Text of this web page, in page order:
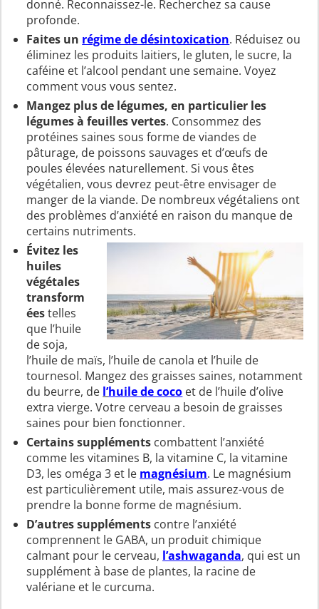
donné. Reconnaissez-le. Recherchez sa cause
profonde.
Faites un régime de désintoxication. Réduisez ou
éliminez les produits laitiers, le gluten, le sucre, la
caféine et l’alcool pendant une semaine. Voyez
comment vous vous sentez.
Mangez plus de légumes, en particulier les
légumes à feuilles vertes. Consommez des
protéines saines sous forme de viandes de
pâturage, de poissons sauvages et d’œufs de
poules élevées naturellement. Si vous êtes
végétalien, vous devrez peut-être envisager de
manger de la viande. De nombreux végétaliens ont
des problèmes d’anxiété en raison du manque de
certains nutriments.
Évitez les
huiles
végétales
transform
éestelles
que l’huile
de soja,
l’huile de maïs, l’huile de canola et l’huile de
tournesol. Mangez des graisses saines, notamment
du beurre, de l’huile de coco et de l’huile d’olive
extra vierge. Votre cerveau a besoin de graisses
saines pour bien fonctionner.
Certains suppléments combattent l’anxiété
comme les vitamines B, la vitamine C, la vitamine
D3, les oméga 3 et le magnésium. Le magnésium
est particulièrement utile, mais assurez-vous de
prendre la bonne forme de magnésium.
D’autres suppléments contre l’anxiété
comprennent le GABA, un produit chimique
calmant pour le cerveau, l’ashwaganda, qui est un
supplément à base de plantes, la racine de
valériane et le curcuma.